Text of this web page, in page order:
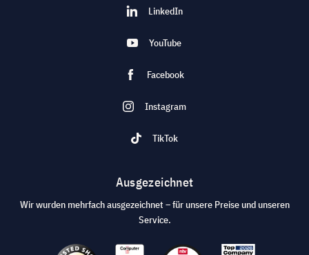
LinkedIn
YouTube
Facebook
Instagram
TikTok
Ausgezeichnet
Wir wurden mehrfach ausgezeichnet – für unsere Preise und unseren
Service.